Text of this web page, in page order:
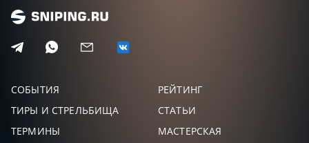
СОБЫТИЯ
РЕЙТИНГ
ТИРЫ И СТРЕЛЬБИЩА
СТАТЬИ
ТЕРМИНЫ
МАСТЕРСКАЯ